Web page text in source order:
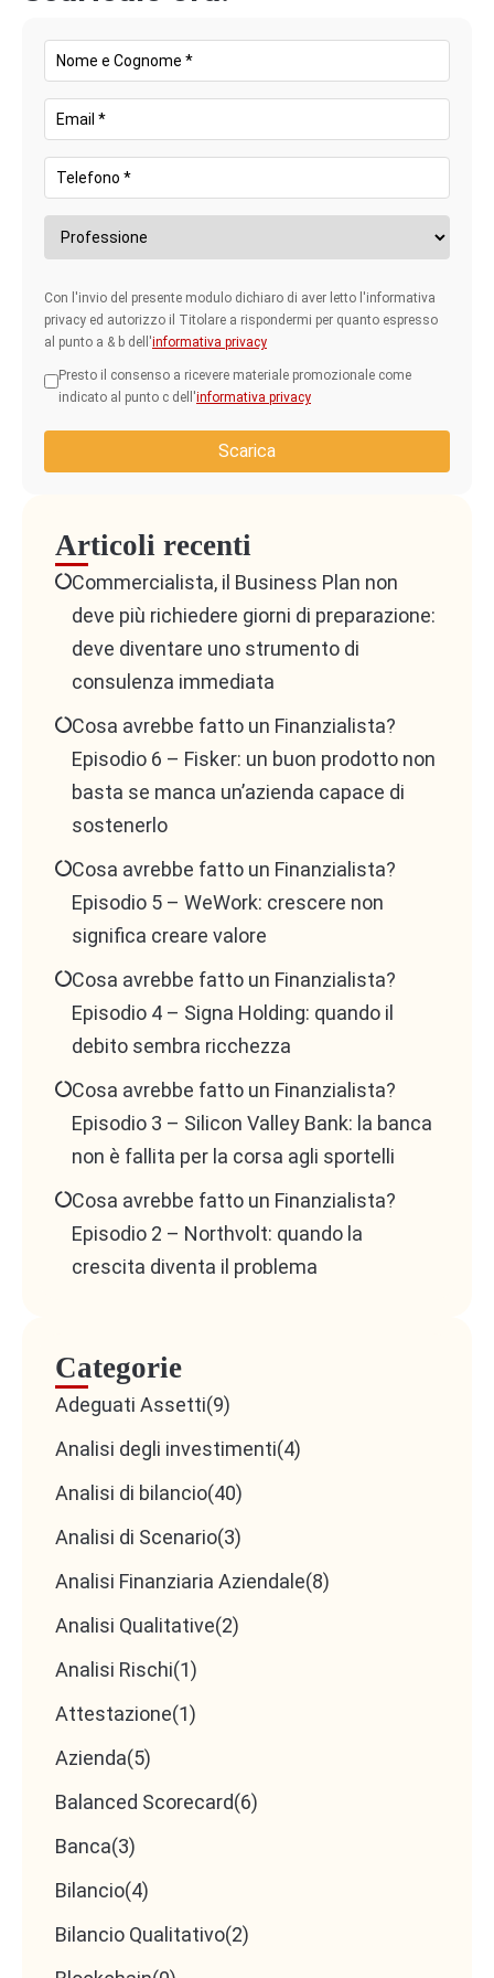
differenza realmente rilevanti.
Quando usarlo?
Adatto a mercati competitivi dove i clienti
valutano più opzioni prima di scegliere.
3. Resonating Focus:
concentrarsi su ciò che
conta di più per il
Cliente
valore per il cliente e focalizzarsi su questi. Ad
esempio, se il target sono PMI meccaniche, la CVP
potrebbe essere:
“Il nostro studio aiuta le imprese meccaniche a
che prevedono i flussi finanziari con 12 mesi di
Vantaggio: Comunica il valore in modo chiaro e
mirato, aumentando l’impatto e l’efficacia della
proposta.
Svantaggio: Richiede ricerca sui bisogni reali
dei clienti e test continui per individuare gli
elementi di maggior valore.
Quando usarlo?
Sempre. È il metodo più strategico perché fa leva
su ciò che realmente interessa al cliente.
Conclusione: Quale
strategia scegliere?
Se il tuo obiettivo è differenziarti nel mercato B2B
e attrarre clienti di valore, l’approccio
è la strategia migliore. Tuttavia, è
fondamentale analizzare i propri clienti,
identificare i loro problemi principali e sviluppare
una CVP mirata.
Azioni pratiche per implementare una
Customer Value Proposition efficace:
Con l'invio del presente modulo dichiaro di aver letto l'informativa
privacy ed autorizzo il Titolare a rispondermi per quanto espresso
al punto a & b dell'informativa privacy
Presto il consenso a ricevere materiale promozionale come
indicato al punto c dell'informativa privacy
Scarica
Articoli recenti
Commercialista, il Business Plan non
deve più richiedere giorni di preparazione:
deve diventare uno strumento di
consulenza immediata
Cosa avrebbe fatto un Finanzialista?
Episodio 6 – Fisker: un buon prodotto non
basta se manca un’azienda capace di
sostenerlo
Cosa avrebbe fatto un Finanzialista?
Episodio 5 – WeWork: crescere non
significa creare valore
Cosa avrebbe fatto un Finanzialista?
Episodio 4 – Signa Holding: quando il
debito sembra ricchezza
Cosa avrebbe fatto un Finanzialista?
Episodio 3 – Silicon Valley Bank: la banca
non è fallita per la corsa agli sportelli
Cosa avrebbe fatto un Finanzialista?
Episodio 2 – Northvolt: quando la
crescita diventa il problema
Categorie
Adeguati Assetti(9)
Analisi degli investimenti(4)
Analisi di bilancio(40)
Analisi di Scenario(3)
Analisi Finanziaria Aziendale(8)
Analisi Qualitative(2)
Analisi Rischi(1)
Attestazione(1)
Azienda(5)
Balanced Scorecard(6)
Banca(3)
Bilancio(4)
Bilancio Qualitativo(2)